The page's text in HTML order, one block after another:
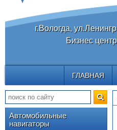
г.Вологда,
Бизнес
ГЛАВНАЯ
Автомобильные
навигаторы